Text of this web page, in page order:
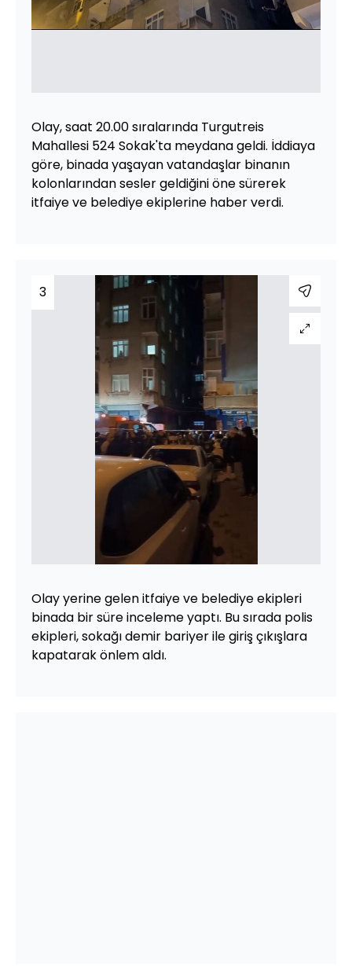
Olay, saat 20.00 sıralarında Turgutreis
Mahallesi 524 Sokak'ta meydana geldi. İddiaya
göre, binada yaşayan vatandaşlar binanın
kolonlarından sesler geldiğini öne sürerek
itfaiye ve belediye ekiplerine haber verdi.
3
Olay yerine gelen itfaiye ve belediye ekipleri
binada bir süre inceleme yaptı. Bu sırada polis
ekipleri, sokağı demir bariyer ile giriş çıkışlara
kapatarak önlem aldı.